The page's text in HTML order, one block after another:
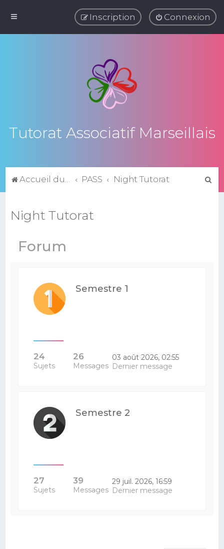
Connexion
Inscription
Tutorat Associatif Marseillais
Accueil du forum PASS Night Tutorat
Night Tutorat
Forum
Semestre 1
24
Sujets
26
Messages
03 août 2026, 02:55
Dernier message
Semestre 2
27
Sujets
39
Messages
29 juil. 2026, 16:59
Dernier message